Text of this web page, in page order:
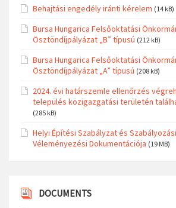
Behajtási engedély iránti kérelem (14 kB)
Bursa Hungarica Felsőoktatási
Ösztöndíjpályázat „B” típusú (212 kB)
Bursa Hungarica Felsőoktatási
Ösztöndíjpályázat „A” típusú (208 kB)
2024. évi határszemle ellenőrzés
település közigazgatási területén
(285 kB)
Helyi Építési Szabályzat és
Véleményezési Dokumentációja (19 MB)
DOCUMENTS